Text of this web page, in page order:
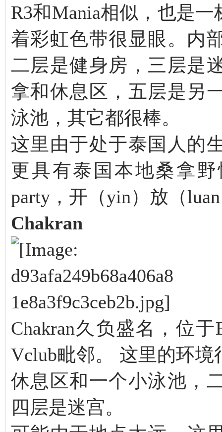
R3和Mania相似，也是
着彩虹色带很显眼。内
二层是健身房，三层是
拿和休息区，五层是另
泳池，其它都很棒。
这里由于处于泰国人的
更具有泰国本地桑拿
party，开（yin）放（
Chakran
Chakran久负盛名，位
Vclub毗邻。 这里的环
休息区和一个小泳池，
四层是迷宫。